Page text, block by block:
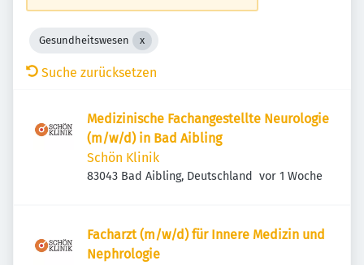
Gesundheitswesen
Suche zurücksetzen
Medizinische Fachangestellte Neurologie
(m/w/d) in Bad Aibling
Schön Klinik
83043 Bad Aibling, Deutschland Veröffentlicht
vor 1 Woche
Facharzt (m/w/d) für Innere Medizin und
Nephrologie